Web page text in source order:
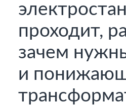
проходит,
зачем